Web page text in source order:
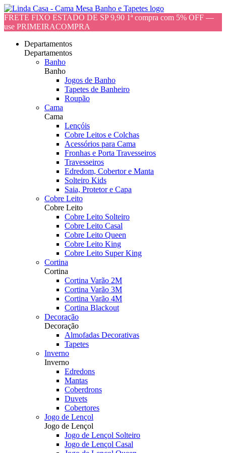
FRETE FIXO ESTADO DE SP 9,90 1ª compra com 5% OFF —
use PRIMEIRACOMPRA
Departamentos
Departamentos
Banho
Banho
Jogos de Banho
Tapetes de Banheiro
Roupão
Cama
Cama
Lençóis
Cobre Leitos e Colchas
Acessórios para Cama
Fronhas e Porta Travesseiros
Travesseiros
Edredom, Cobertor e Manta
Solteiro Kids
Saia, Protetor e Capa
Cobre Leito
Cobre Leito
Cobre Leito Solteiro
Cobre Leito Casal
Cobre Leito Queen
Cobre Leito King
Cobre Leito Super King
Cortina
Cortina
Cortina Varão 2M
Cortina Varão 3M
Cortina Varão 4M
Cortina Blackout
Decoração
Decoração
Almofadas Decorativas
Tapetes
Inverno
Inverno
Edredons
Mantas
Coberdrons
Duvets
Cobertores
Jogo de Lençol
Jogo de Lençol
Jogo de Lençol Solteiro
Jogo de Lençol Casal